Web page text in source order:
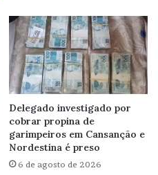
Delegado investigado por
cobrar propina de
garimpeiros em Cansanção e
Nordestina é preso
6 de agosto de 2026